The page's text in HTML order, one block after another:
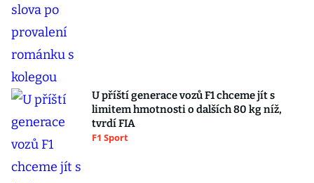
U příští generace vozů F1 chceme jít s
limitem hmotnosti o dalších 80 kg níž,
tvrdí FIA
F1 Sport